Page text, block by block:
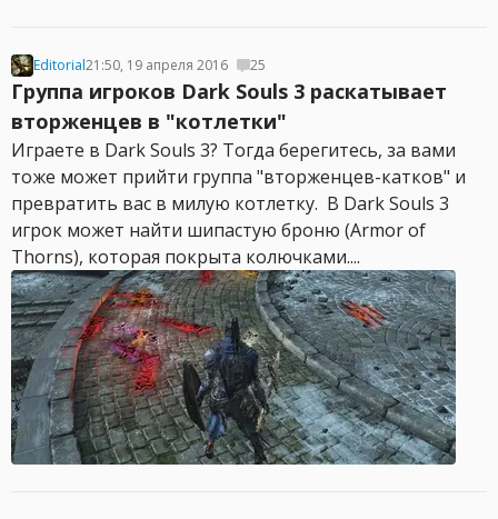
Editorial21:50, 19 апреля 2016 25
Группа игроков Dark Souls 3 раскатывает
вторженцев в "котлетки"
Играете в Dark Souls 3? Тогда берегитесь, за вами
тоже может прийти группа "вторженцев-катков" и
превратить вас в милую котлетку. В Dark Souls 3
игрок может найти шипастую броню (Armor of
Thorns), которая покрыта колючками....